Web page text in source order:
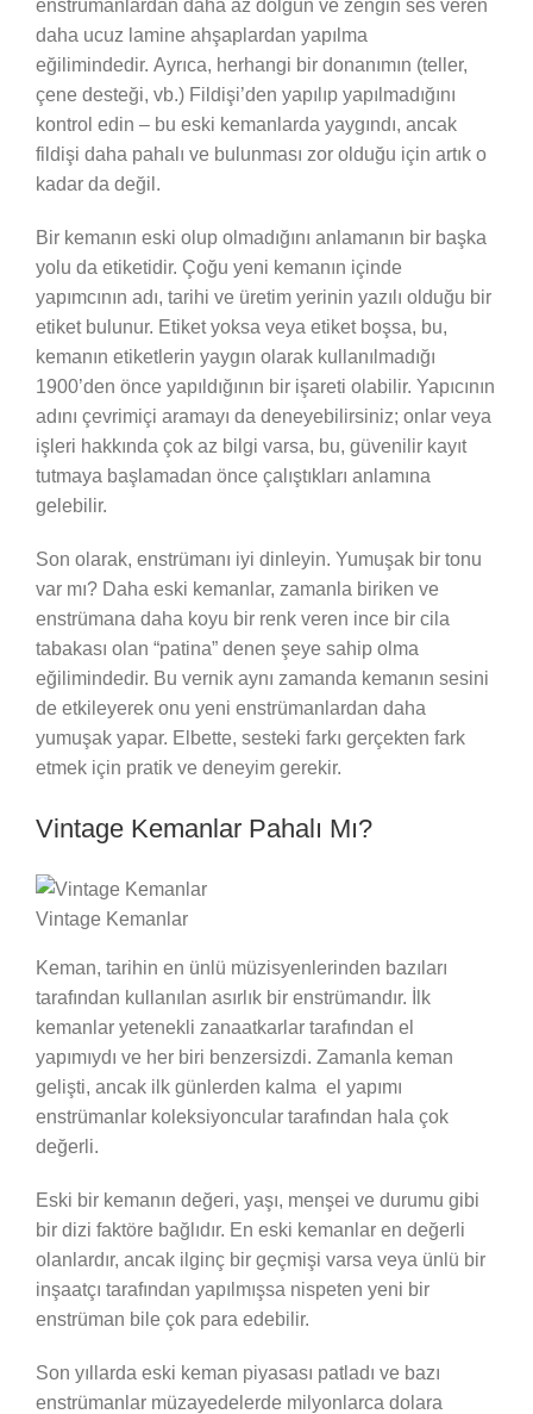
enstrümanlardan daha az dolgun ve zengin ses veren
daha ucuz lamine ahşaplardan yapılma
eğilimindedir. Ayrıca, herhangi bir donanımın (teller,
çene desteği, vb.) Fildişi’den yapılıp yapılmadığını
kontrol edin – bu eski kemanlarda yaygındı, ancak
fildişi daha pahalı ve bulunması zor olduğu için artık o
kadar da değil.
Bir kemanın eski olup olmadığını anlamanın bir başka
yolu da etiketidir. Çoğu yeni kemanın içinde
yapımcının adı, tarihi ve üretim yerinin yazılı olduğu bir
etiket bulunur. Etiket yoksa veya etiket boşsa, bu,
kemanın etiketlerin yaygın olarak kullanılmadığı
1900’den önce yapıldığının bir işareti olabilir. Yapıcının
adını çevrimiçi aramayı da deneyebilirsiniz; onlar veya
işleri hakkında çok az bilgi varsa, bu, güvenilir kayıt
tutmaya başlamadan önce çalıştıkları anlamına
gelebilir.
Son olarak, enstrümanı iyi dinleyin. Yumuşak bir tonu
var mı? Daha eski kemanlar, zamanla biriken ve
enstrümana daha koyu bir renk veren ince bir cila
tabakası olan “patina” denen şeye sahip olma
eğilimindedir. Bu vernik aynı zamanda kemanın sesini
de etkileyerek onu yeni enstrümanlardan daha
yumuşak yapar. Elbette, sesteki farkı gerçekten fark
etmek için pratik ve deneyim gerekir.
Vintage Kemanlar Pahalı Mı?
Vintage Kemanlar
Keman, tarihin en ünlü müzisyenlerinden bazıları
tarafından kullanılan asırlık bir enstrümandır. İlk
kemanlar yetenekli zanaatkarlar tarafından el
yapımıydı ve her biri benzersizdi. Zamanla keman
gelişti, ancak ilk günlerden kalma el yapımı
enstrümanlar koleksiyoncular tarafından hala çok
değerli.
Eski bir kemanın değeri, yaşı, menşei ve durumu gibi
bir dizi faktöre bağlıdır. En eski kemanlar en değerli
olanlardır, ancak ilginç bir geçmişi varsa veya ünlü bir
inşaatçı tarafından yapılmışsa nispeten yeni bir
enstrüman bile çok para edebilir.
Son yıllarda eski keman piyasası patladı ve bazı
enstrümanlar müzayedelerde milyonlarca dolara